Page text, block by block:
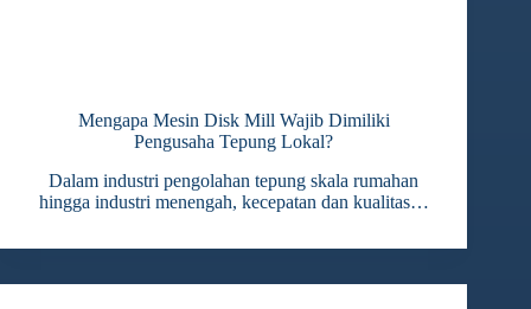
Mengapa Mesin Disk Mill Wajib Dimiliki
Pengusaha Tepung Lokal?
Dalam industri pengolahan tepung skala rumahan
hingga industri menengah, kecepatan dan kualitas…